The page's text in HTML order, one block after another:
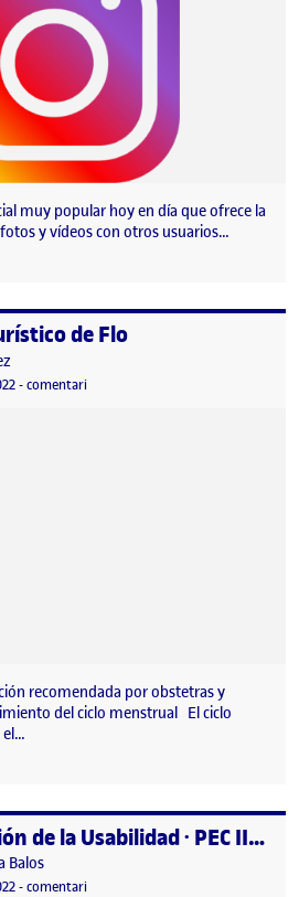
muy popular hoy en día que ofrece la
y vídeos con otros usuarios…
de Flo
24 març, 2022 1:02 pm
-comentariel Análisis heurístico de Flo
recomendada por obstetras y
del ciclo menstrual El ciclo
el…
M · Evaluación de la Usabilidad · PEC II · Evaluación Heurística
Balos
24 març, 2022 8:18 pm
-comentariel M · Evaluación de la Usabilidad ·